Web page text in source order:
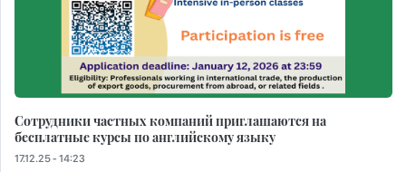
Сотрудники частных компаний приглашаются на
бесплатные курсы по английскому языку
17.12.25 - 14:23